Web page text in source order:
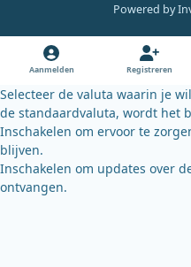
Powered by
Aanmelden Registreren
Selecteer de valuta waarin je
de standaardvaluta, wordt het
Inschakelen om ervoor te
blijven.
Inschakelen om updates over
ontvangen.